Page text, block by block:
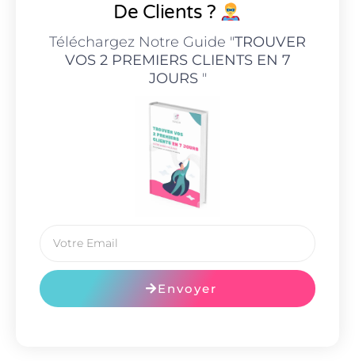
De Clients ?
Téléchargez Notre Guide "TROUVER
VOS 2 PREMIERS CLIENTS EN 7
JOURS"
Envoyer